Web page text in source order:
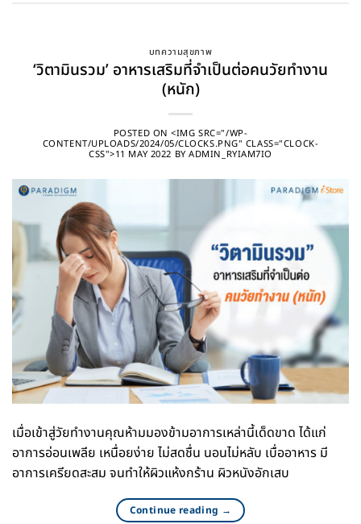
บทความสุขภาพ
‘วิตามินรวม’ อาหารเสริมที่จำเป็นต่อคนวัยทำงาน
(หนัก)
POSTED ON<IMG SRC="/WP-
CONTENT/UPLOADS/2024/05/CLOCKS.PNG" CLASS="CLOCK-
CSS">11 MAY 2022 BYADMIN_RYIAM7IO
เมื่อเข้าสู่วัยทำงานคุณห้ามมองข้ามอาการเหล่านี้เด็ดขาด ได้แก่
อาการอ่อนเพลีย เหนื่อยง่าย ไม่สดชื่น นอนไม่หลับ เบื่ออาหาร มี
อาการเครียดสะสม จนทำให้ผิวแห้งกร้าน ผิวหนังอักเสบ
Continue reading →